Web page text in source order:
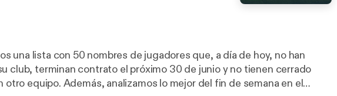
una lista con 50 nombres de jugadores que, a día de hoy, no han
club, terminan contrato el próximo 30 de junio y no tienen cerrado
otro equipo. Además, analizamos lo mejor del fin de semana en el